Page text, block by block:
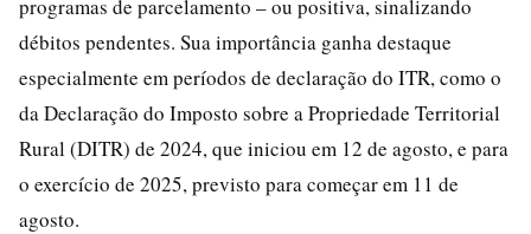
programas de parcelamento – ou positiva, sinalizando
débitos pendentes. Sua importância ganha destaque
especialmente em períodos de declaração do ITR, como o
da Declaração do Imposto sobre a Propriedade Territorial
Rural (DITR) de 2024, que iniciou em 12 de agosto, e para
o exercício de 2025, previsto para começar em 11 de
agosto.